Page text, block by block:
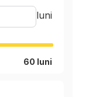
luni
60 luni